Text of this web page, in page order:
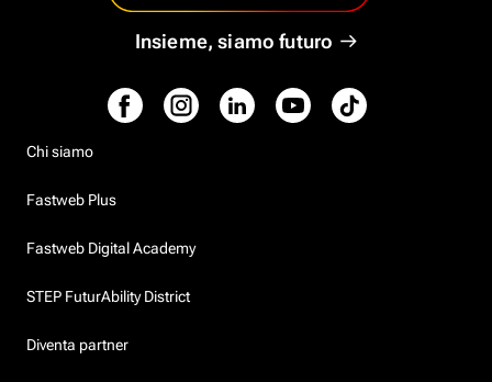
Insieme, siamo futuro
Chi siamo
Fastweb Plus
Fastweb Digital Academy
STEP FuturAbility District
Diventa partner